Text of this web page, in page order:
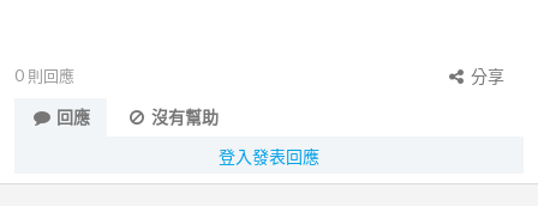
0 則回應
分享
回應
沒有幫助
登入發表回應